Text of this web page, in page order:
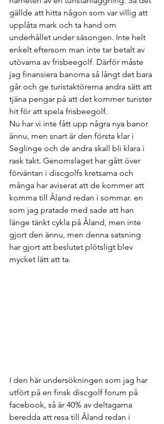
gällde att hitta någon som var villig att
upplåta mark och ta hand om
underhållet under säsongen. Inte helt
enkelt eftersom man inte tar betalt av
utövarna av frisbeegolf. Därför måste
jag finansiera banorna så långt det bara
går och ge turistaktörerna andra sätt att
tjäna pengar på att det kommer turister
hit för att spela frisbeegolf.
Nu har vi inte fått upp några nya banor
ännu, men snart är den första klar i
Seglinge och de andra skall bli klara i
rask takt. Genomslaget har gått över
förväntan i discgolfs kretsarna och
många har aviserat att de kommer att
komma till Åland redan i sommar. en
som jag pratade med sade att han
länge tänkt cykla på Åland, men inte
gjort den ännu, men denna satsning
har gjort att beslutet plötsligt blev
mycket lätt att ta.
I den här undersökningen som jag har
utfört på en finsk discgolf forum på
facebook, så är 40% av deltagarna
beredda att resa till Åland redan i